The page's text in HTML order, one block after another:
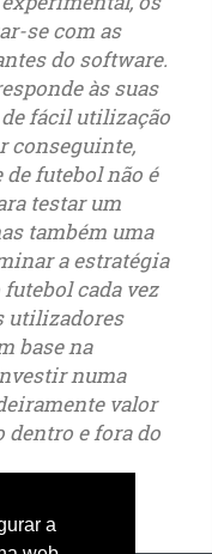
a
se com as
do software.
às suas
fácil utilização
conseguinte,
futebol não é
testar um
também uma
a estratégia
cada vez
utilizadores
base na
numa
valor
dentro e fora do